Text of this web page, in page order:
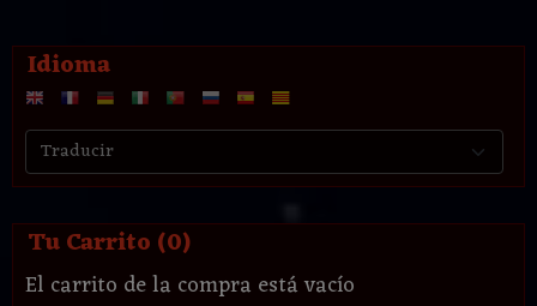
Idioma
Tu Carrito (0)
El carrito de la compra está vacío